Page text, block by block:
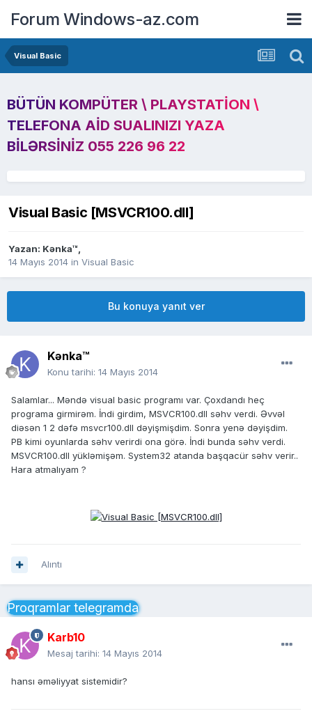
Forum Windows-az.com
Visual Basic
BÜTÜN KOMPÜTER \ PLAYSTATION \
TELEFONA AID SUALINIZI YAZA
BILƏRSINIZ 055 226 96 22
Visual Basic [MSVCR100.dll]
Yazan: Kənka™,
14 Mayıs 2014 in Visual Basic
Bu konuya yanıt ver
Kənka™
Konu tarihi: 14 Mayıs 2014
Salamlar... Məndə visual basic programı var. Çoxdandı heç
programa girmirəm. İndi girdim, MSVCR100.dll səhv verdi. Əvvəl
diəsən 1 2 dəfə msvcr100.dll dəyişmişdim. Sonra yenə dəyişdim.
PB kimi oyunlarda səhv verirdi ona görə. İndi bunda səhv verdi.
MSVCR100.dll yükləmişəm. System32 atanda başqacür səhv verir..
Hara atmalıyam ?
Alıntı
Proqramlar telegramda
Karb10
Mesaj tarihi: 14 Mayıs 2014
hansı əməliyyat sistemidir?